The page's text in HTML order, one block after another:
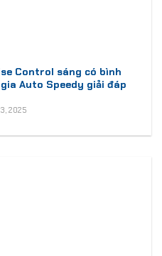
Control sáng có bình
Auto Speedy giải đáp
2025